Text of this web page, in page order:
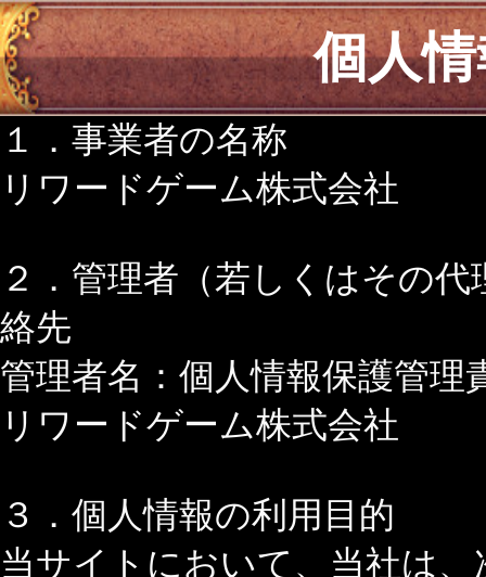
個人
１．事業者の名称
リワードゲーム株式会社
２．管理者（若しくはその
絡先
管理者名：個人情報保護管理
リワードゲーム株式会社
３．個人情報の利用目的
当サイトにおいて、当社は